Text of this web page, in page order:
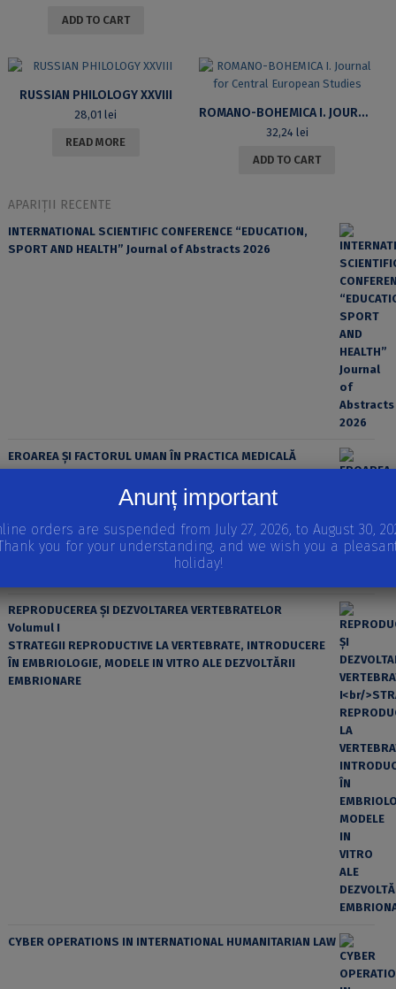
ADD TO CART
RUSSIAN PHILOLOGY XXVIII
28,01 lei
READ MORE
ROMANO-BOHEMICA I. JOURNAL FOR CENTRAL EUROPEAN STUDIES
32,24 lei
ADD TO CART
APARIȚII RECENTE
INTERNATIONAL SCIENTIFIC CONFERENCE “EDUCATION,
SPORT AND HEALTH” Journal of Abstracts 2026
EROAREA ȘI FACTORUL UMAN ÎN PRACTICA MEDICALĂ
REPRODUCEREA ȘI DEZVOLTAREA VERTEBRATELOR
Volumul I
STRATEGII REPRODUCTIVE LA VERTEBRATE, INTRODUCERE
ÎN EMBRIOLOGIE, MODELE IN VITRO ALE DEZVOLTĂRII
EMBRIONARE
CYBER OPERATIONS IN INTERNATIONAL HUMANITARIAN LAW
Anunț important
orders are suspended from July 27, 2026, to August 30,
you for your understanding, and we wish you a
holiday!